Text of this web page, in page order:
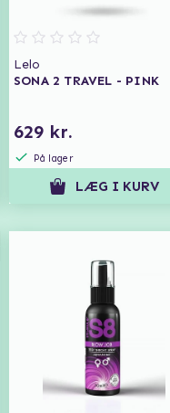
Lelo
SONA 2 TRAVEL - PINK
629 kr.
På lager
LÆG I KURV